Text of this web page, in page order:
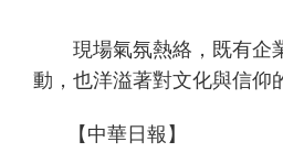
現場氣氛熱絡，既有企
動，也洋溢著對文化與信仰
【中華日報】